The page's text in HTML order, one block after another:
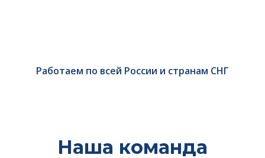
Работаем по всей России и странам СНГ
Наша команда